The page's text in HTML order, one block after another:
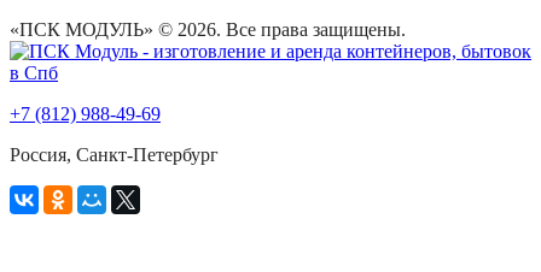
«ПСК МОДУЛЬ» © 2026. Все права защищены.
+7 (812) 988-49-69
Россия, Санкт-Петербург